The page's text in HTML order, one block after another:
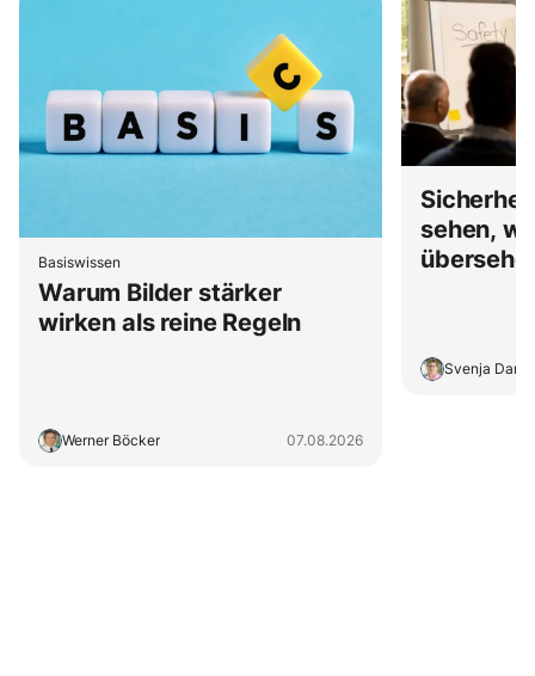
Basiswissen
Warum Bilder stärker
wirken als reine Regeln
Werner Böcker 07.08.2026
sehen,
Svenja